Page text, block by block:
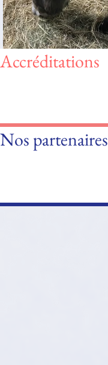
Accréditations
Nos partenaires